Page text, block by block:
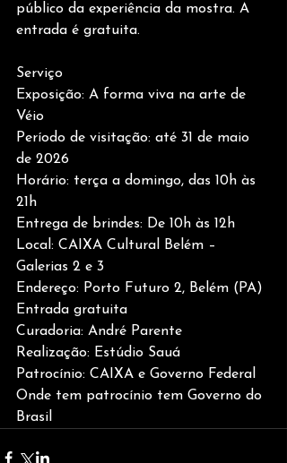
público da experiência da mostra. A
entrada é gratuita.
Serviço
Exposição: A forma viva na arte de
Véio
Período de visitação: até 31 de maio
de 2026
Horário: terça a domingo, das 10h às
21h
Entrega de brindes: De 10h às 12h
Local: CAIXA Cultural Belém –
Galerias 2 e 3
Endereço: Porto Futuro 2, Belém (PA)
Entrada gratuita
Curadoria: André Parente
Realização: Estúdio Sauá
Patrocínio: CAIXA e Governo Federal
Onde tem patrocínio tem Governo do
Brasil